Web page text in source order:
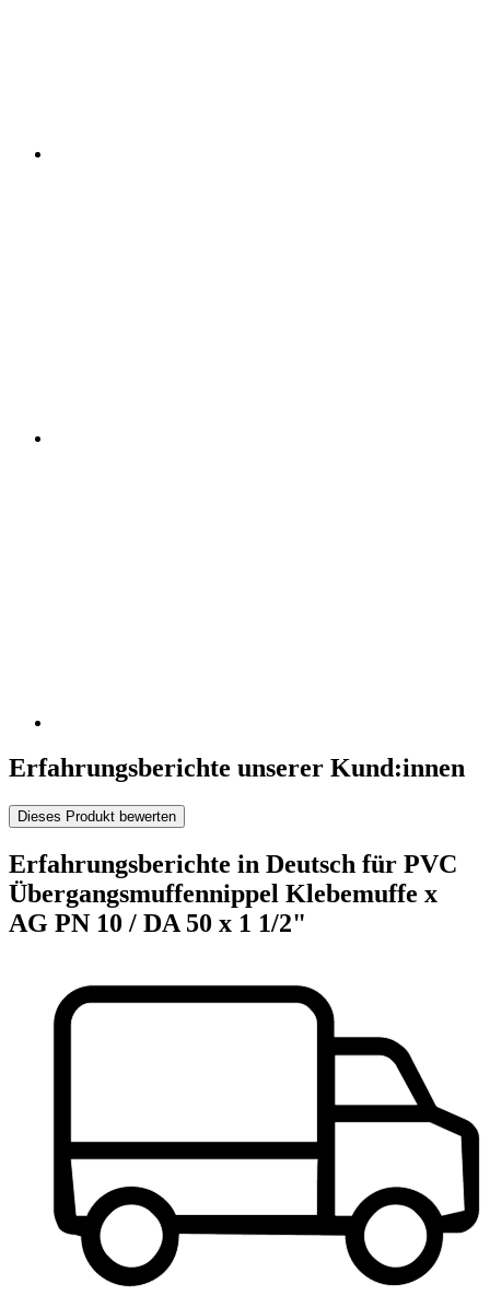
Erfahrungsberichte unserer Kund:innen
Dieses Produkt bewerten
Erfahrungsberichte in Deutsch für PVC
Übergangsmuffennippel Klebemuffe x
AG PN 10 / DA 50 x 1 1/2"